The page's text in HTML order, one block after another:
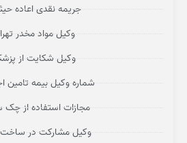
جریمه نقدی اعاده
وکیل مواد مخدر
وکیل شکایت از
شماره وکیل بیمه تامین
مجازات استفاده از چک
وکیل مشارکت در ساخت